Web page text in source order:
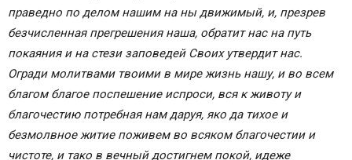
праведно по делом нашим на ны движимый, и, презрев
безчисленная прегрешения наша, обратит нас на путь
покаяния и на стези заповедей Своих утвердит нас.
Огради молитвами твоими в мире жизнь нашу, и во всем
благом благое поспешение испроси, вся к животу и
благочестию потребная нам даруя, яко да тихое и
безмолвное житие поживем во всяком благочестии и
чистоте, и тако в вечный достигнем покой, идеже